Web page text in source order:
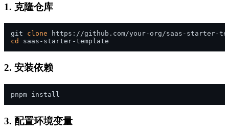
1. 克隆仓库
git clone
cd
2. 安装依赖
3. 配置环境变量